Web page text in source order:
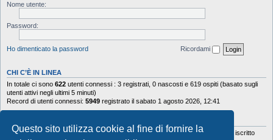
Questo sito utilizza cookie al fine di fornire la
Nome utente:
Password:
Ho dimenticato la password Ricordami
CHI C’È IN LINEA
In totale ci sono 622 utenti connessi : 3 registrati, 0 nascosti e 619 ospiti (basato sugli
utenti attivi negli ultimi 5 minuti)
Record di utenti connessi: 5949 registrato il sabato 1 agosto 2026, 12:41
Totale messaggi103644• Totale argomenti 9878• Totale iscritti 5630
• Ultimo iscritto